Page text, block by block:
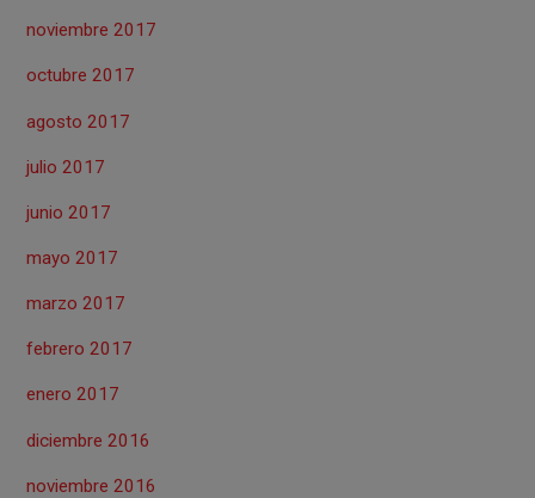
noviembre 2017
octubre 2017
agosto 2017
julio 2017
junio 2017
mayo 2017
marzo 2017
febrero 2017
enero 2017
diciembre 2016
noviembre 2016